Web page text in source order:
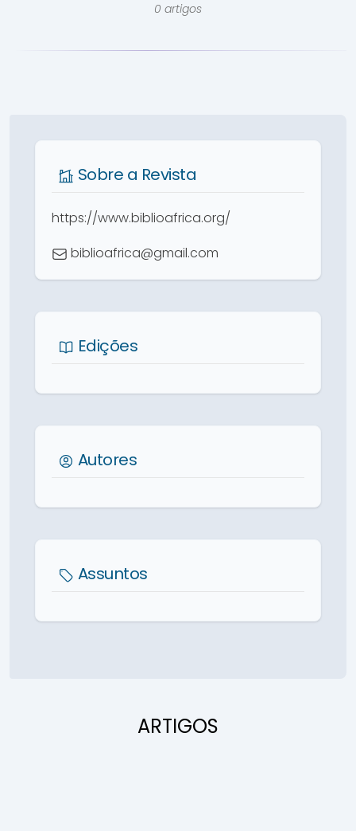
0 artigos
Sobre a Revista
https://www.biblioafrica.org/
biblioafrica@gmail.com
Edições
Autores
Assuntos
ARTIGOS